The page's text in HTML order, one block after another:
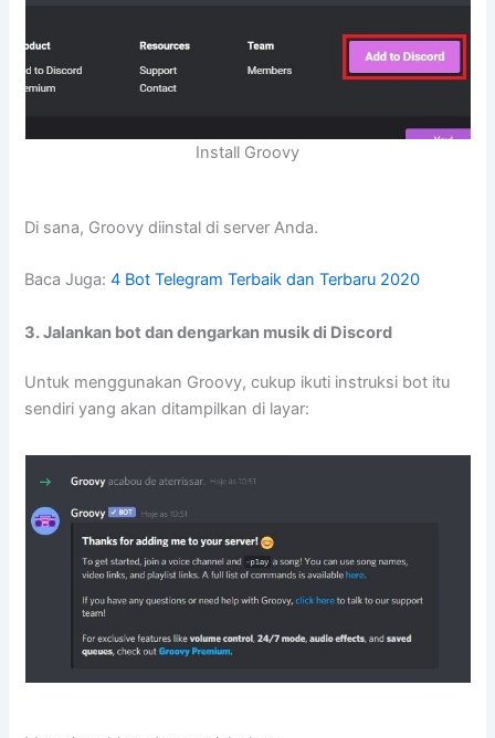
Install Groovy
Di sana, Groovy diinstal di server Anda.
Baca Juga:4 Bot Telegram Terbaik dan Terbaru 2020
3. Jalankan bot dan dengarkan musik di Discord
Untuk menggunakan Groovy, cukup ikuti instruksi bot itu
sendiri yang akan ditampilkan di layar: